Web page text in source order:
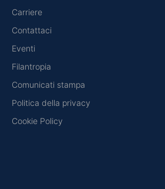
Carriere
Contattaci
Eventi
Filantropia
Comunicati stampa
Politica della privacy
Cookie Policy